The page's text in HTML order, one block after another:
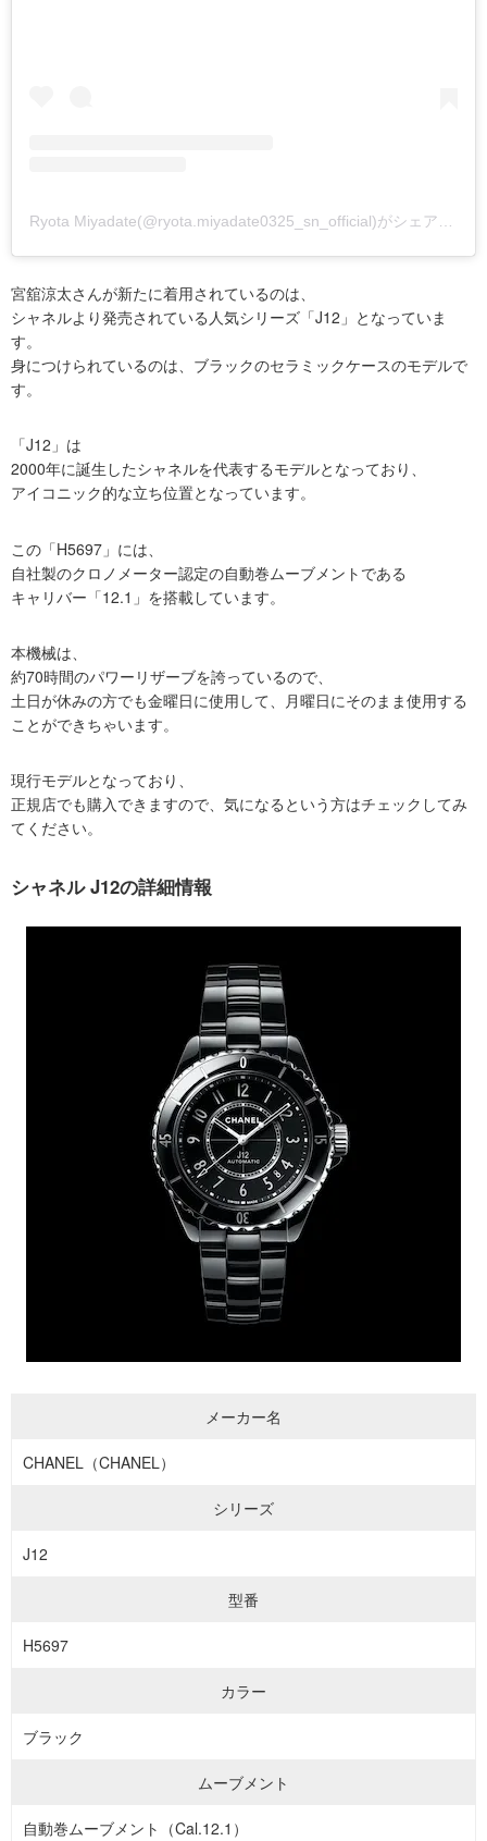
宮舘涼太さんが新たに着用されているのは、
シャネルより発売されている人気シリーズ「J12」となっていま
す。
身につけられているのは、ブラックのセラミックケースのモデルで
す。
「J12」は
2000年に誕生したシャネルを代表するモデルとなっており、
アイコニック的な立ち位置となっています。
この「H5697」には、
自社製のクロノメーター認定の自動巻ムーブメントである
キャリバー「12.1」を搭載しています。
本機械は、
約70時間のパワーリザーブを誇っているので、
土日が休みの方でも金曜日に使用して、月曜日にそのまま使用する
ことができちゃいます。
現行モデルとなっており、
正規店でも購入できますので、気になるという方はチェックしてみ
てください。
シャネル J12の詳細情報
メーカー名
CHANEL（CHANEL）
シリーズ
J12
型番
H5697
カラー
ブラック
ムーブメント
自動巻ムーブメント（Cal.12.1）